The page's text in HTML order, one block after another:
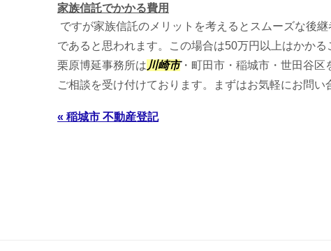
家族信託でかかる費用
ですが家族信託のメリットを考えるとスムーズな後
であると思われます。この場合は50万円以上はかかる
栗原博延事務所は 川崎市・町田市・稲城市・世田谷区
ご相談を受け付けております。まずはお気軽にお問い
« 稲城市 不動産登記